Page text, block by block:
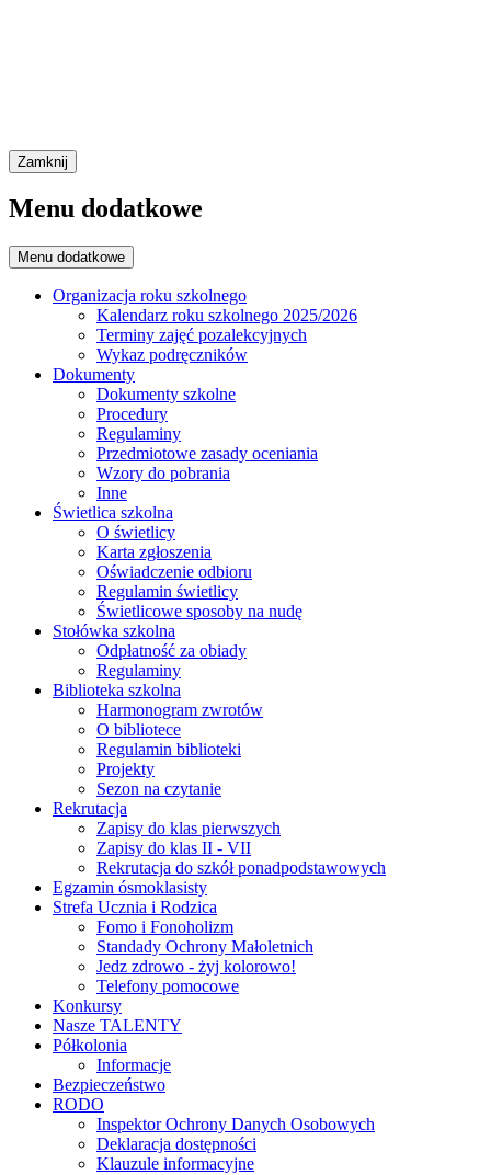
Zamknij
Menu dodatkowe
Menu dodatkowe
Organizacja roku szkolnego
Kalendarz roku szkolnego 2025/2026
Terminy zajęć pozalekcyjnych
Wykaz podręczników
Dokumenty
Dokumenty szkolne
Procedury
Regulaminy
Przedmiotowe zasady oceniania
Wzory do pobrania
Inne
Świetlica szkolna
O świetlicy
Karta zgłoszenia
Oświadczenie odbioru
Regulamin świetlicy
Świetlicowe sposoby na nudę
Stołówka szkolna
Odpłatność za obiady
Regulaminy
Biblioteka szkolna
Harmonogram zwrotów
O bibliotece
Regulamin biblioteki
Projekty
Sezon na czytanie
Rekrutacja
Zapisy do klas pierwszych
Zapisy do klas II - VII
Rekrutacja do szkół ponadpodstawowych
Egzamin ósmoklasisty
Strefa Ucznia i Rodzica
Fomo i Fonoholizm
Standady Ochrony Małoletnich
Jedz zdrowo - żyj kolorowo!
Telefony pomocowe
Konkursy
Nasze TALENTY
Półkolonia
Informacje
Bezpieczeństwo
RODO
Inspektor Ochrony Danych Osobowych
Deklaracja dostępności
Klauzule informacyjne